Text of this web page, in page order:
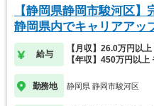
【静岡県静岡市駿河区】
静岡県内でキャリアアッ
給与
【月収】26.0万円以
【年収】450万円以上
勤務地 静岡県 静岡市駿河区